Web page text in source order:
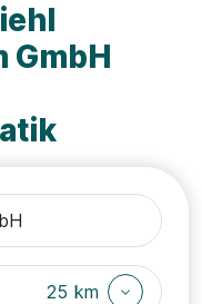
GmbH
25 km